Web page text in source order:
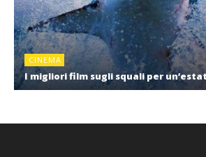
CINEMA
I migliori film sugli squali per